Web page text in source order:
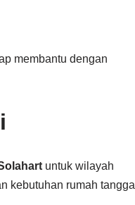
membantu dengan
untuk wilayah
kebutuhan rumah tangga